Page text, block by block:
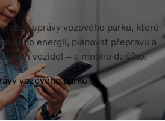
správy vozového parku, které
nebo energii, plánovat přepravu a
vozidel – a mnoho dalšího.
vozového parku